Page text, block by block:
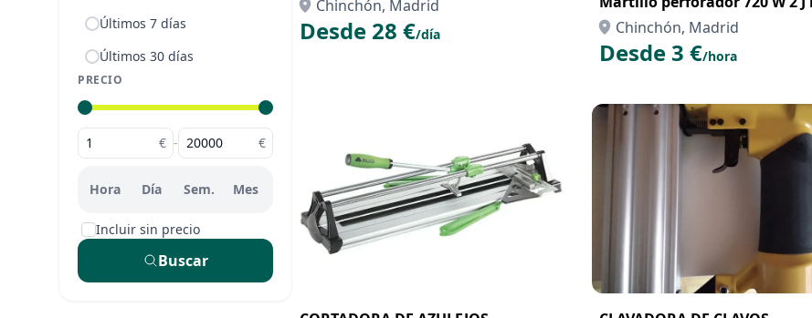
Últimos 7 días
Últimos 30 días
PRECIO
€ - €
Hora Día Sem. Mes
Incluir sin precio
Buscar
Chinchón, Madrid
Desde 28 €/día
hormigón 21 mm SDS plus en
maletín
Chinchón, Madrid
Desde 3 €/hora